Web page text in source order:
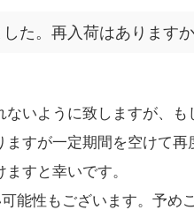
た。再入荷はありますか
いように致しますが、
ますが一定期間を空けて
すと幸いです。
能性もございます。予め